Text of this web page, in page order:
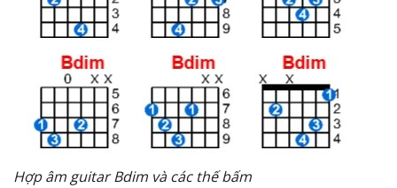
Hợp âm guitar Bdim và các thế bấm